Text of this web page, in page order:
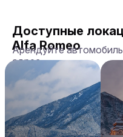
Доступные
Alfa Romeo
Арендуйте
адрес